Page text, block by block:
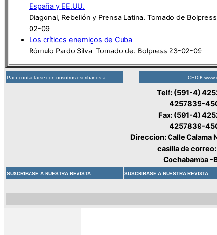
España y EE.UU.
Diagonal, Rebelión y Prensa Latina. Tomado de
02-09
Los críticos enemigos de Cuba
Rómulo Pardo Silva. Tomado de: Bolpress 23-02-09
Para contactarse con nosotros escribanos a: CEDIB
Telf: (591-4)
4257839-
Fax: (591-4)
4257839-
Direccion: Calle Calama
casilla de
Cochabamba -
SUSCRIBASE A NUESTRA REVISTA SUSCRIBASE A NUESTRA REVISTA